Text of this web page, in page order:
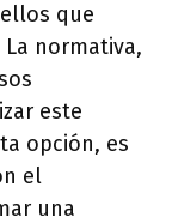
que
normativa,
este
opción, es
el
una